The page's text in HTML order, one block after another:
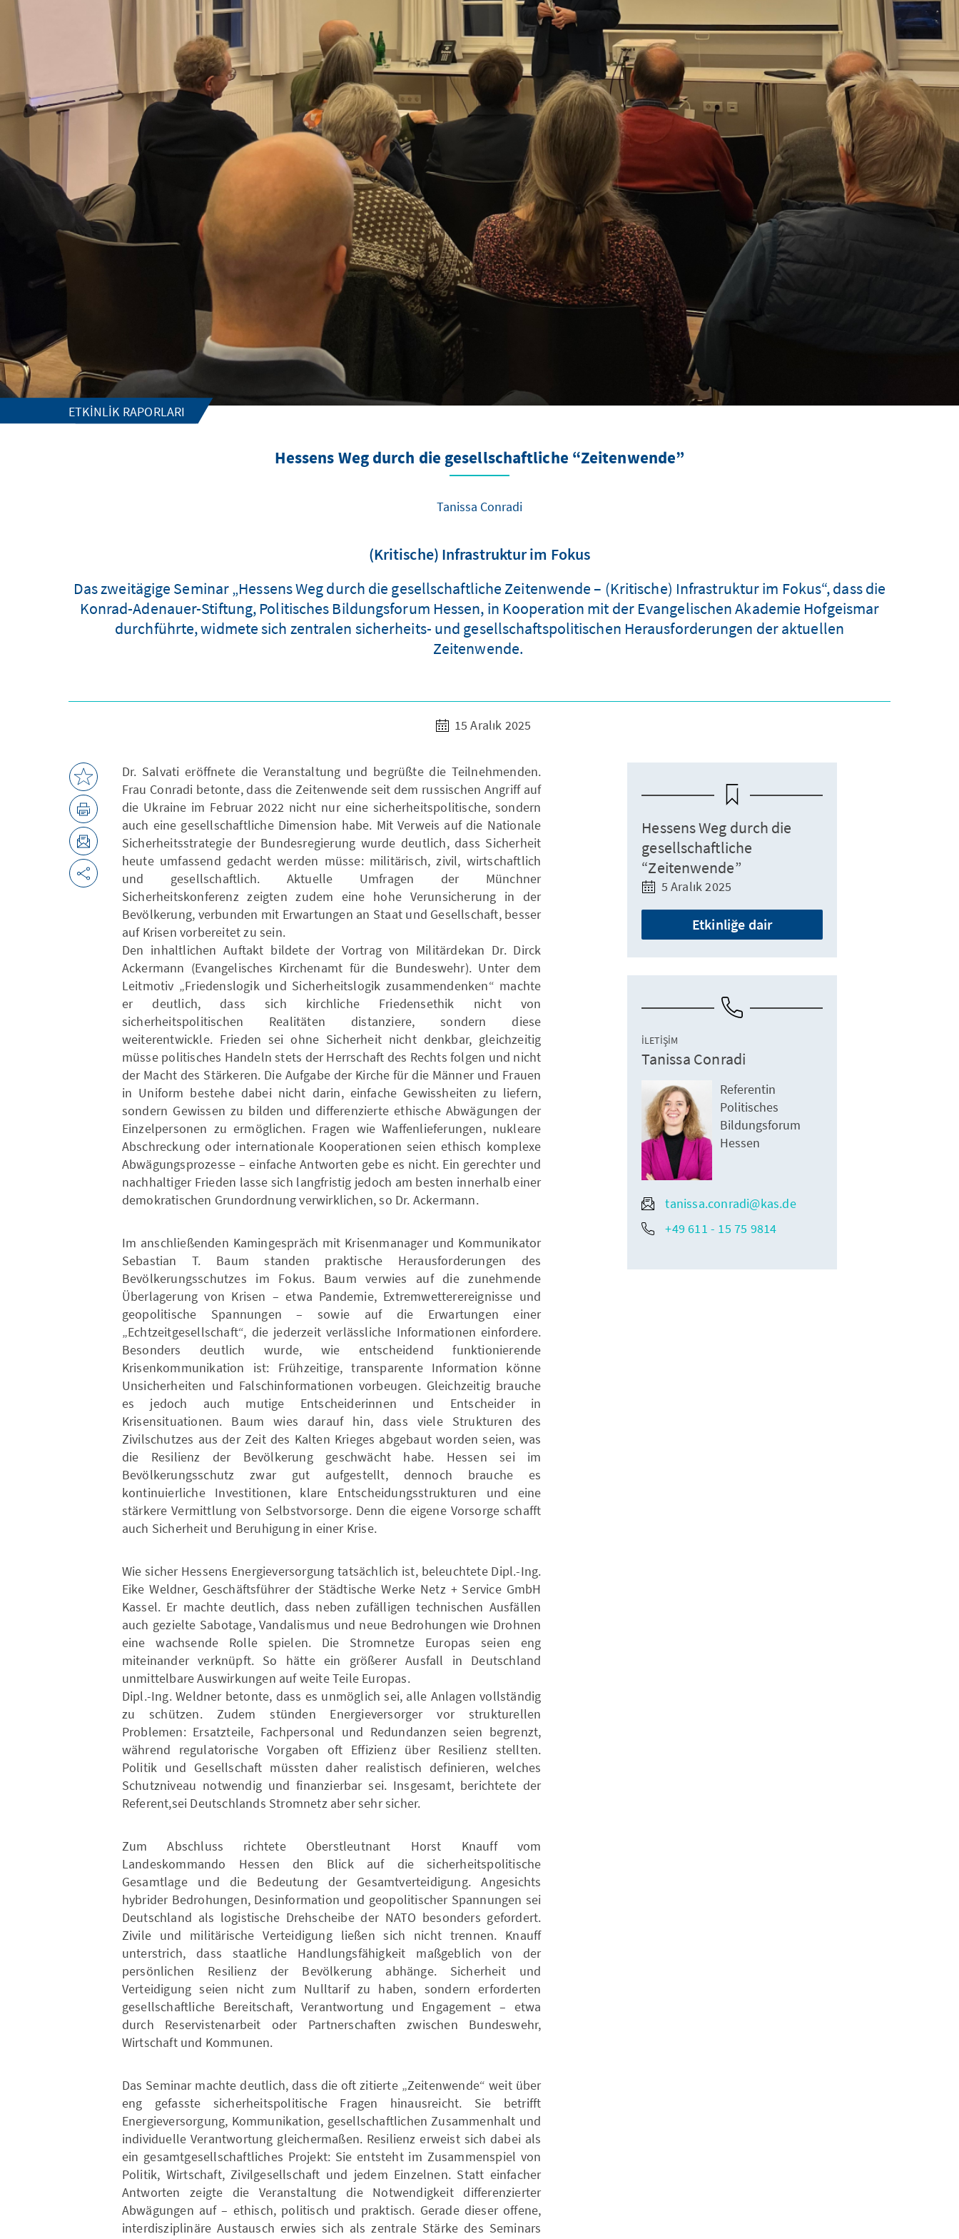
ETKINLIK RAPORLARI
Hessens Weg durch die gesellschaftliche “Zeitenwende”
Tanissa Conradi
(Kritische) Infrastruktur im Fokus
Das zweitägige Seminar „Hessens Weg durch die gesellschaftliche Zeitenwende – (Kritische) Infrastruktur im Fokus“, dass die
Konrad-Adenauer-Stiftung, Politisches Bildungsforum Hessen, in Kooperation mit der Evangelischen Akademie Hofgeismar
durchführte, widmete sich zentralen sicherheits- und gesellschaftspolitischen Herausforderungen der aktuellen
Zeitenwende.
15 Aralık 2025
Dr. Salvati eröffnete die Veranstaltung und begrüßte die Teilnehmenden.
Frau Conradi betonte, dass die Zeitenwende seit dem russischen Angriff auf
die Ukraine im Februar 2022 nicht nur eine sicherheitspolitische, sondern
auch eine gesellschaftliche Dimension habe. Mit Verweis auf die Nationale
Sicherheitsstrategie der Bundesregierung wurde deutlich, dass Sicherheit
heute umfassend gedacht werden müsse: militärisch, zivil, wirtschaftlich
und gesellschaftlich. Aktuelle Umfragen der Münchner
Sicherheitskonferenz zeigten zudem eine hohe Verunsicherung in der
Bevölkerung, verbunden mit Erwartungen an Staat und Gesellschaft, besser
auf Krisen vorbereitet zu sein.
Den inhaltlichen Auftakt bildete der Vortrag von Militärdekan Dr. Dirck
Ackermann (Evangelisches Kirchenamt für die Bundeswehr). Unter dem
Leitmotiv „Friedenslogik und Sicherheitslogik zusammendenken“ machte
er deutlich, dass sich kirchliche Friedensethik nicht von
sicherheitspolitischen Realitäten distanziere, sondern diese
weiterentwickle. Frieden sei ohne Sicherheit nicht denkbar, gleichzeitig
müsse politisches Handeln stets der Herrschaft des Rechts folgen und nicht
der Macht des Stärkeren. Die Aufgabe der Kirche für die Männer und Frauen
in Uniform bestehe dabei nicht darin, einfache Gewissheiten zu liefern,
sondern Gewissen zu bilden und differenzierte ethische Abwägungen der
Einzelpersonen zu ermöglichen. Fragen wie Waffenlieferungen, nukleare
Abschreckung oder internationale Kooperationen seien ethisch komplexe
Abwägungsprozesse – einfache Antworten gebe es nicht. Ein gerechter und
nachhaltiger Frieden lasse sich langfristig jedoch am besten innerhalb einer
demokratischen Grundordnung verwirklichen, so Dr. Ackermann.
Im anschließenden Kamingespräch mit Krisenmanager und Kommunikator
Sebastian T. Baum standen praktische Herausforderungen des
Bevölkerungsschutzes im Fokus. Baum verwies auf die zunehmende
Überlagerung von Krisen – etwa Pandemie, Extremwetterereignisse und
geopolitische Spannungen – sowie auf die Erwartungen einer
„Echtzeitgesellschaft“, die jederzeit verlässliche Informationen einfordere.
Besonders deutlich wurde, wie entscheidend funktionierende
Krisenkommunikation ist: Frühzeitige, transparente Information könne
Unsicherheiten und Falschinformationen vorbeugen. Gleichzeitig brauche
es jedoch auch mutige Entscheiderinnen und Entscheider in
Krisensituationen. Baum wies darauf hin, dass viele Strukturen des
Zivilschutzes aus der Zeit des Kalten Krieges abgebaut worden seien, was
die Resilienz der Bevölkerung geschwächt habe. Hessen sei im
Bevölkerungsschutz zwar gut aufgestellt, dennoch brauche es
kontinuierliche Investitionen, klare Entscheidungsstrukturen und eine
stärkere Vermittlung von Selbstvorsorge. Denn die eigene Vorsorge schafft
auch Sicherheit und Beruhigung in einer Krise.
Wie sicher Hessens Energieversorgung tatsächlich ist, beleuchtete Dipl.-Ing.
Eike Weldner, Geschäftsführer der Städtische Werke Netz + Service GmbH
Kassel. Er machte deutlich, dass neben zufälligen technischen Ausfällen
auch gezielte Sabotage, Vandalismus und neue Bedrohungen wie Drohnen
eine wachsende Rolle spielen. Die Stromnetze Europas seien eng
miteinander verknüpft. So hätte ein größerer Ausfall in Deutschland
unmittelbare Auswirkungen auf weite Teile Europas.
Dipl.-Ing. Weldner betonte, dass es unmöglich sei, alle Anlagen vollständig
zu schützen. Zudem stünden Energieversorger vor strukturellen
Problemen: Ersatzteile, Fachpersonal und Redundanzen seien begrenzt,
während regulatorische Vorgaben oft Effizienz über Resilienz stellten.
Politik und Gesellschaft müssten daher realistisch definieren, welches
Schutzniveau notwendig und finanzierbar sei. Insgesamt, berichtete der
Referent,sei Deutschlands Stromnetz aber sehr sicher.
Zum Abschluss richtete Oberstleutnant Horst Knauff vom
Landeskommando Hessen den Blick auf die sicherheitspolitische
Gesamtlage und die Bedeutung der Gesamtverteidigung. Angesichts
hybrider Bedrohungen, Desinformation und geopolitischer Spannungen sei
Deutschland als logistische Drehscheibe der NATO besonders gefordert.
Zivile und militärische Verteidigung ließen sich nicht trennen. Knauff
unterstrich, dass staatliche Handlungsfähigkeit maßgeblich von der
persönlichen Resilienz der Bevölkerung abhänge. Sicherheit und
Verteidigung seien nicht zum Nulltarif zu haben, sondern erforderten
gesellschaftliche Bereitschaft, Verantwortung und Engagement – etwa
durch Reservistenarbeit oder Partnerschaften zwischen Bundeswehr,
Wirtschaft und Kommunen.
Das Seminar machte deutlich, dass die oft zitierte „Zeitenwende“ weit über
eng gefasste sicherheitspolitische Fragen hinausreicht. Sie betrifft
Energieversorgung, Kommunikation, gesellschaftlichen Zusammenhalt und
individuelle Verantwortung gleichermaßen. Resilienz erweist sich dabei als
ein gesamtgesellschaftliches Projekt: Sie entsteht im Zusammenspiel von
Politik, Wirtschaft, Zivilgesellschaft und jedem Einzelnen. Statt einfacher
Antworten zeigte die Veranstaltung die Notwendigkeit differenzierter
Abwägungen auf – ethisch, politisch und praktisch. Gerade dieser offene,
interdisziplinäre Austausch erwies sich als zentrale Stärke des Seminars
Hessens Weg durch die
gesellschaftliche
“Zeitenwende”
5 Aralık 2025
Etkinliğe dair
İLETIŞIM
Tanissa Conradi
Referentin
Politisches
Bildungsforum
Hessen
tanissa.conradi@kas.de
+49 611 - 15 75 9814